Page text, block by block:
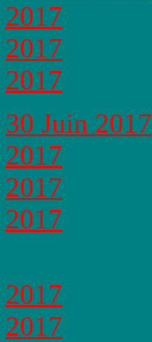
2017
2017
2017
30 Juin 2017
2017
2017
2017
2017
2017